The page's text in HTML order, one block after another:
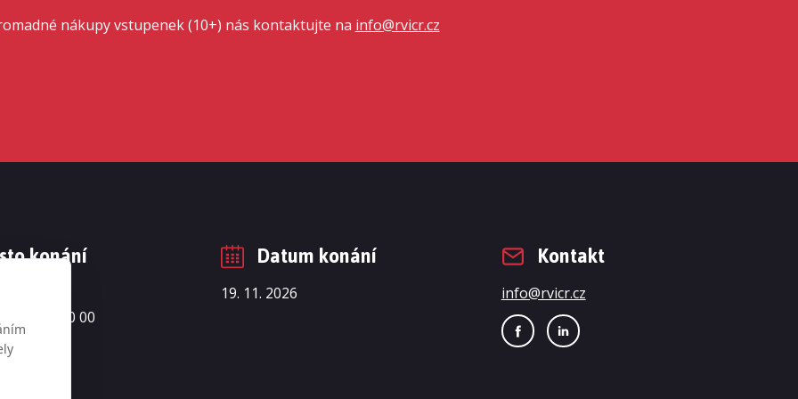
nákupy vstupenek (10+) nás kontaktujte na info@rvicr.cz
konání
Nusle, 140 00
Datum konání
19. 11. 2026
Kontakt
info@rvicr.cz